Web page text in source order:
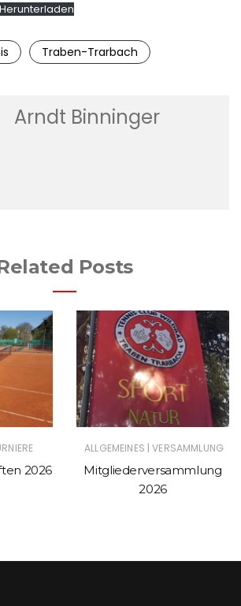
Herunterladen
Traben-Trarbach
Arndt Binninger
Posts
2026
ALLGEMEINES | VERSAMMLUNG
Mitgliederversammlung
2026